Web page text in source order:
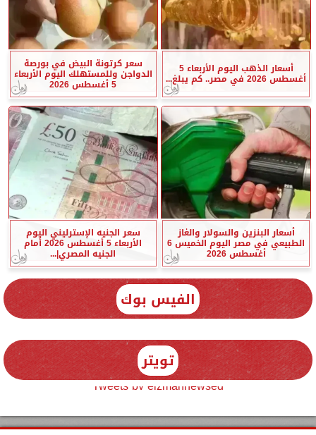
أسعار الذهب اليوم الأربعاء 5
أغسطس 2026 في مصر.. كم يبلغ...
سعر كرتونة البيض في بورصة
الدواجن وللمستهلك اليوم الأربعاء
5 أغسطس 2026
أسعار البنزين والسولار والغاز
الطبيعي في مصر اليوم الخميس 6
أغسطس 2026
سعر الجنيه الإسترليني اليوم
الأربعاء 5 أغسطس 2026 أمام
الجنيه المصري|...
الفيس بوك
تويتر
Tweets by elzmannewseg